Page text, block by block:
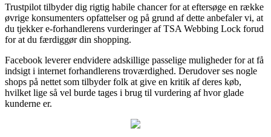
Trustpilot tilbyder dig rigtig habile chancer for at eftersøge en række
øvrige konsumenters opfattelser og på grund af dette anbefaler vi, at
du tjekker e-forhandlerens vurderinger af TSA Webbing Lock forud
for at du færdiggør din shopping.
Facebook leverer endvidere adskillige passelige muligheder for at få
indsigt i internet forhandlerens troværdighed. Derudover ses nogle
shops på nettet som tilbyder folk at give en kritik af deres køb,
hvilket lige så vel burde tages i brug til vurdering af hvor glade
kunderne er.